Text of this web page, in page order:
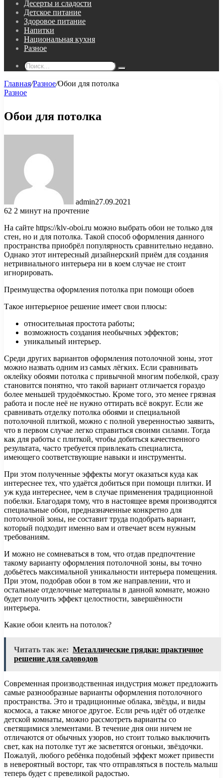
Десерты и сладости
Детское питание
Здоровое питание
Напитки
Национальная кухня
Разное
Поиск...
Главная/Разное/Обои для потолка
Разное
Обои для потолка
admin27.09.2021
62 2 минут на прочтение
На сайте https://klv-oboi.ru можно выбрать обои не только для
стен, но и для потолка. Такой способ оформления данного
пространства приобрёл популярность сравнительно недавно.
Однако этот интересный дизайнерский приём для создания
нетривиального интерьера ни в коем случае не стоит
игнорировать.
Преимущества оформления потолка при помощи обоев
Такое интерьерное решение имеет свои плюсы:
относительная простота работы;
возможность создания необычных эффектов;
уникальный интерьер.
Среди других вариантов оформления потолочной зоны, этот
можно назвать одним из самых лёгких. Если сравнивать
оклейку обоями потолка с привычной многим побелкой, сразу
становится понятно, что такой вариант отличается гораздо
более меньшей трудоёмкостью. Кроме того, это менее грязная
работа и после неё не нужно оттирать всё вокруг. Если же
сравнивать отделку потолка обоями и специальной
потолочной плиткой, можно с полной уверенностью заявить,
что в первом случае легко справиться своими силами. Тогда
как для работы с плиткой, чтобы добиться качественного
результата, часто требуется привлекать специалиста,
имеющего соответствующие навыки и инструменты.
При этом полученные эффекты могут оказаться куда как
интереснее тех, что удаётся добиться при помощи плитки. И
уж куда интереснее, чем в случае применения традиционной
побелки. Благодаря тому, что в настоящее время производятся
специальные обои, предназначенные конкретно для
потолочной зоны, не составит труда подобрать вариант,
который подходит именно вам и отвечает всем нужным
требованиям.
И можно не сомневаться в том, что отдав предпочтение
такому варианту оформления потолочной зоны, вы точно
добьётесь максимальной уникальности интерьера помещения.
При этом, подобрав обои в том же направлении, что и
остальные отделочные материалы в данной комнате, можно
будет получить эффект целостности, завершённости
интерьера.
Какие обои клеить на потолок?
Читать так же: Металлические грядки: практичное
решение для садоводов
Современная производственная индустрия может предложить
самые разнообразные варианты оформления потолочного
пространства. Это и традиционные облака, звёзды, и виды
космоса, а также многое другое. Если речь идёт об отделке
детской комнаты, можно рассмотреть варианты со
светящимися элементами. В течение дня они ничем не
отличаются от обычных узоров, но стоит только выключить
свет, как на потолке тут же засветятся огоньки, звёздочки.
Пожалуй, любого ребёнка подобный эффект может привести
в невероятный восторг, так что отправляться в постель малыш
теперь будет с превеликой радостью.